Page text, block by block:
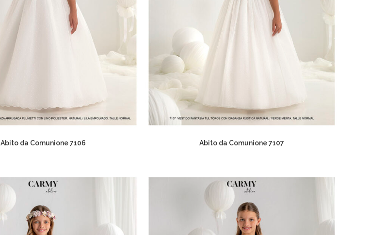
Abito da Comunione 7106 Abito da Comunione 7107